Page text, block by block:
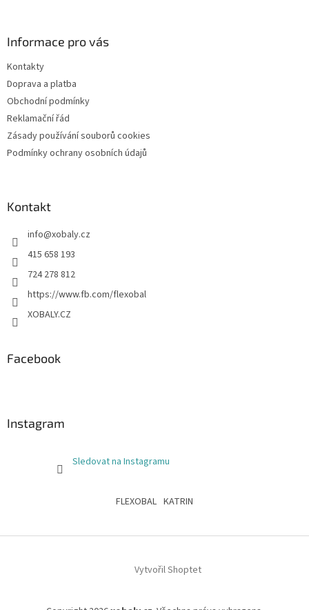
Informace pro vás
Kontakty
Doprava a platba
Obchodní podmínky
Reklamační řád
Zásady používání souborů cookies
Podmínky ochrany osobních údajů
Kontakt
info@xobaly.cz
415 658 193
724 278 812
https://www.fb.com/flexobal
XOBALY.CZ
Facebook
Instagram
Sledovat na Instagramu
FLEXOBAL KATRIN
Vytvořil Shoptet